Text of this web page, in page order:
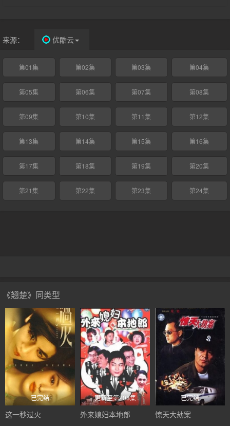
来源： 优酷云
第01集 第02集 第03集 第04集
第05集 第06集 第07集 第08集
第09集 第10集 第11集 第12集
第13集 第14集 第15集 第16集
第17集 第18集 第19集 第20集
第21集 第22集 第23集 第24集
《翘楚》同类型
已完结
这一秒过火
更新至第208集
外来媳妇本地郎
已完结
惊天大劫案